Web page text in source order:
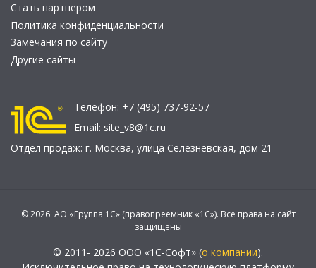
Стать партнером
Политика конфиденциальности
Замечания по сайту
Другие сайты
Телефон: +7 (495) 737-92-57
Email: site_v8@1c.ru
Отдел продаж: г. Москва, улица Селезнёвская, дом 21
© 2026 АО «Группа 1С» (правопреемник «1С»). Все права на сайт
защищены
© 2011- 2026 ООО «1С-Софт» (о компании).